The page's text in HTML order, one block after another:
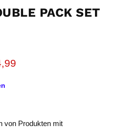
PACK SET
Preis
Preis
von Produkten mit